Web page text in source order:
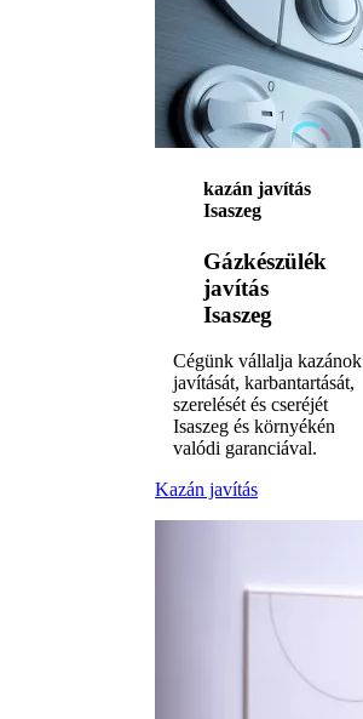
kazán javítás
Isaszeg
Gázkészülék
javítás
Isaszeg
Cégünk vállalja kazánok
javítását, karbantartását,
szerelését és cseréjét
Isaszeg és környékén
valódi garanciával.
Kazán javítás